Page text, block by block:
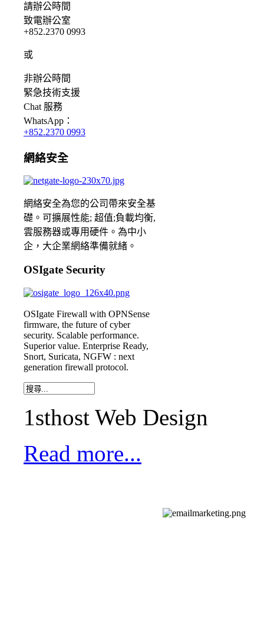
請辦公時間
致電辦公室
+852.2370 0993
或
非辦公時間
緊急技術支援
Chat 服務
WhatsApp：
+852.2370 0993
網絡安全
網絡安全為您的公司帶來安全基
礎。可擴展性能; 超值;負載均衡,
雲服務器或專用硬件。為中小
企，大企業網絡準備就緒。
OSIgate Security
OSIgate Firewall with OPNSense
firmware, the future of cyber
security. Scalable performance.
Superior value. Enterprise Ready,
Snort, Suricata, NGFW : next
generation firewall protocol.
1sthost Web Design
Read more...